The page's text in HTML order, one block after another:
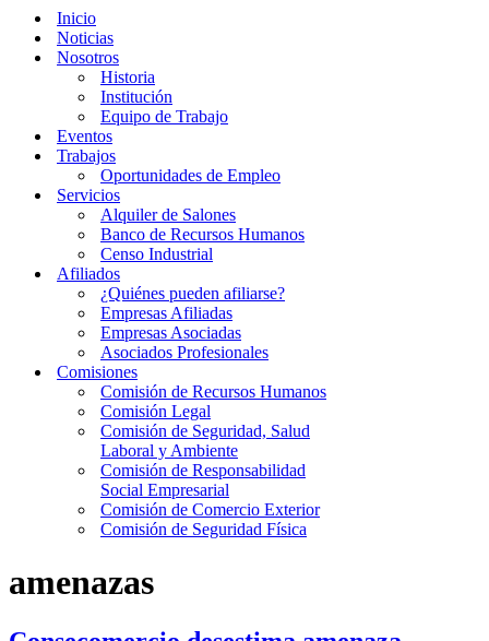
Inicio
Noticias
Nosotros
Historia
Institución
Equipo de Trabajo
Eventos
Trabajos
Oportunidades de Empleo
Servicios
Alquiler de Salones
Banco de Recursos Humanos
Censo Industrial
Afiliados
¿Quiénes pueden afiliarse?
Empresas Afiliadas
Empresas Asociadas
Asociados Profesionales
Comisiones
Comisión de Recursos Humanos
Comisión Legal
Comisión de Seguridad, Salud
Laboral y Ambiente
Comisión de Responsabilidad
Social Empresarial
Comisión de Comercio Exterior
Comisión de Seguridad Física
amenazas